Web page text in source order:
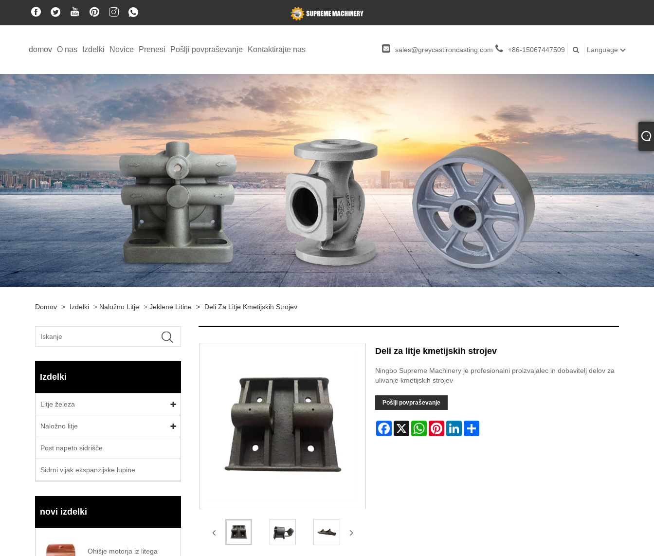
domov O nas Izdelki Novice Prenesi Pošlji povpraševanje Kontaktirajte nas sales@greycastironcasting.com +86-15067447509 Language
Domov > Izdelki > Naložno Litje > Jeklene Litine > Deli Za Litje Kmetijskih Strojev
Izdelki
Litje železa
Naložno litje
Post napeto sidrišče
Sidrni vijak ekspanzijske lupine
novi izdelki
Ohišje motorja iz litega
Deli za litje kmetijskih strojev
Ningbo Supreme Machinery je profesionalni proizvajalec in dobavitelj delov za
ulivanje kmetijskih strojev
Pošlji povpraševanje
Facebook
X WhatsAppPinterestLinkedInShare